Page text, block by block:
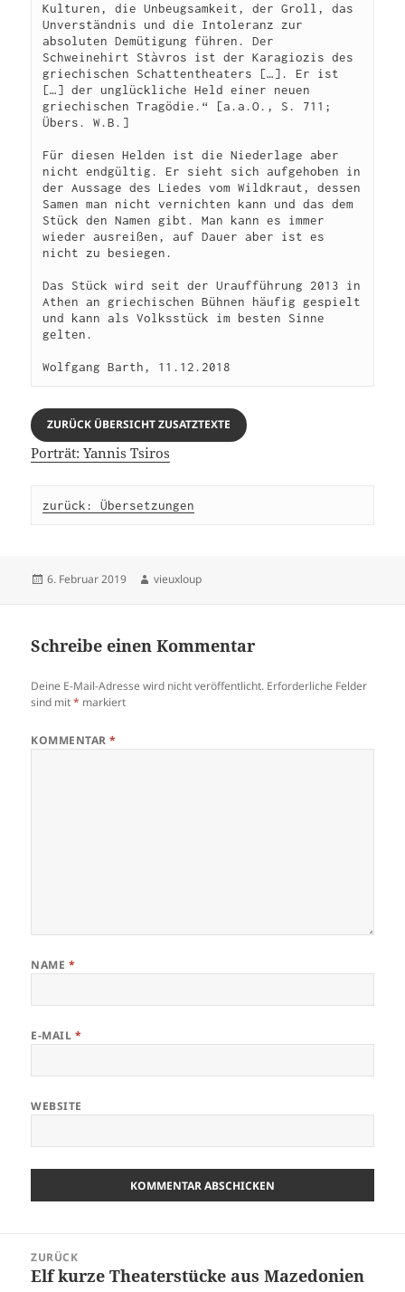
Kulturen, die Unbeugsamkeit, der Groll, das
Unverständnis und die Intoleranz zur
absoluten Demütigung führen. Der
Schweinehirt Stàvros ist der Karagiozis des
griechischen Schattentheaters […]. Er ist
[…] der unglückliche Held einer neuen
griechischen Tragödie.“ [a.a.O., S. 711;
Übers. W.B.]
Für diesen Helden ist die Niederlage aber
nicht endgültig. Er sieht sich aufgehoben in
der Aussage des Liedes vom Wildkraut, dessen
Samen man nicht vernichten kann und das dem
Stück den Namen gibt. Man kann es immer
wieder ausreißen, auf Dauer aber ist es
nicht zu besiegen.
Das Stück wird seit der Uraufführung 2013 in
Athen an griechischen Bühnen häufig gespielt
und kann als Volksstück im besten Sinne
gelten.
Wolfgang Barth, 11.12.2018
ZURÜCK ÜBERSICHT ZUSATZTEXTE
Porträt: Yannis Tsiros
zurück: Übersetzungen
Veröffentlicht
6. Februar 2019 Autor
vieuxloup
Schreibe einen Kommentar
Deine E-Mail-Adresse wird nicht veröffentlicht. Erforderliche Felder
sind mit* markiert
KOMMENTAR*
NAME *
E-MAIL *
WEBSITE
Navigation
ZURÜCK
Vorheriger
Elf kurze Theaterstücke aus Mazedonien